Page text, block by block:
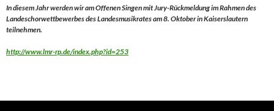
In diesem Jahr werden wir am Offenen Singen mit Jury-Rückmeldung im Rahmen des
Landeschorwettbewerbes des Landesmusikrates am 8. Oktober inKaiserslautern
teilnehmen.
http://www.lmr-rp.de/index.php?id=253